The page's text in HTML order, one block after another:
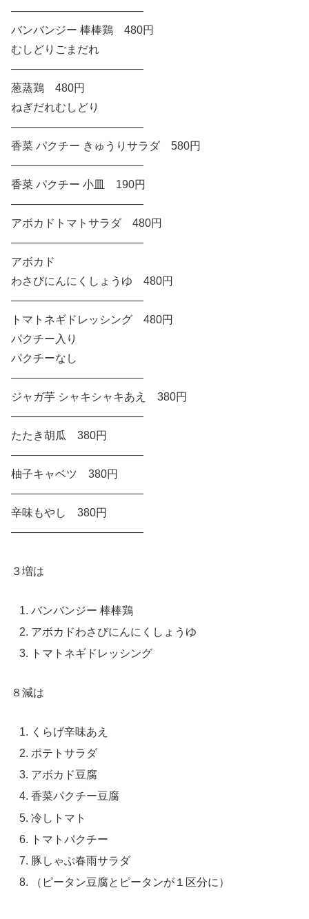
————————————
バンバンジー 棒棒鶏 480円
むしどりごまだれ
————————————
葱蒸鶏 480円
ねぎだれむしどり
————————————
香菜 パクチー きゅうりサラダ 580円
————————————
香菜 パクチー 小皿 190円
————————————
アボカドトマトサラダ 480円
————————————
アボカド
わさびにんにくしょうゆ 480円
————————————
トマトネギドレッシング 480円
パクチー入り
パクチーなし
————————————
ジャガ芋 シャキシャキあえ 380円
————————————
たたき胡瓜 380円
————————————
柚子キャベツ 380円
————————————
辛味もやし 380円
————————————
３増は
バンバンジー 棒棒鶏
アボカドわさびにんにくしょうゆ
トマトネギドレッシング
８減は
くらげ辛味あえ
ポテトサラダ
アボカド豆腐
香菜パクチー豆腐
冷しトマト
トマトパクチー
豚しゃぶ春雨サラダ
（ピータン豆腐とピータンが１区分に）